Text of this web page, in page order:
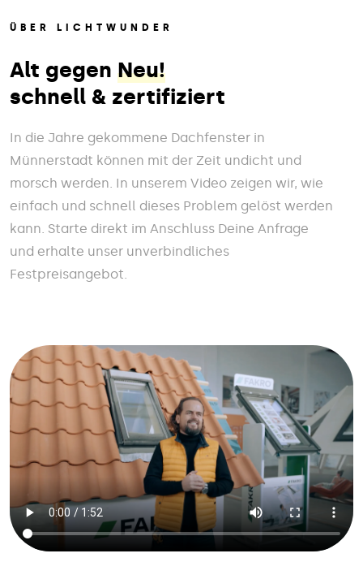
ÜBER LICHTWUNDER
Alt gegen Neu!
schnell & zertifiziert
In die Jahre gekommene Dachfenster in
Münnerstadt können mit der Zeit undicht und
morsch werden. In unserem Video zeigen wir, wie
einfach und schnell dieses Problem gelöst werden
kann. Starte direkt im Anschluss Deine Anfrage
und erhalte unser unverbindliches
Festpreisangebot.